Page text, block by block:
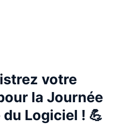
votre
la Journée
Logiciel ! 💪